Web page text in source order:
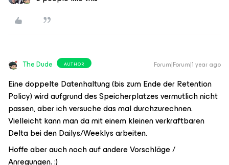
The Dude AUTHOR Forum|Forum|1 year ago
Eine doppelte Datenhaltung (bis zum Ende der Retention
Policy) wird aufgrund des Speicherplatzes vermutlich nicht
passen, aber ich versuche das mal durchzurechnen.
Vielleicht kann man da mit einem kleinen verkraftbaren
Delta bei den Dailys/Weeklys arbeiten.
Hoffe aber auch noch auf andere Vorschläge /
Anregungen. :)